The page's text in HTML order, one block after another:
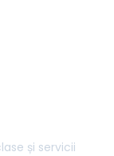
și servicii